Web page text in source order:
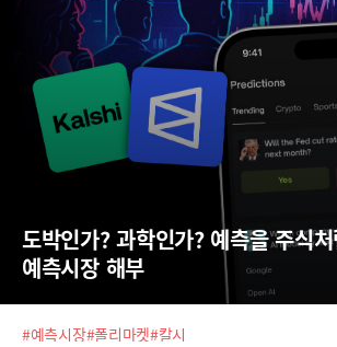
도박인가? 과학인가? 예측을 주식
예측시장 해부
#예측시장#폴리마켓#칼시